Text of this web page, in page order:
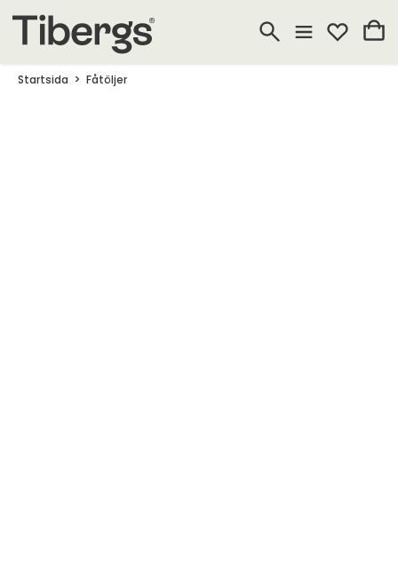
Startsida Fåtöljer